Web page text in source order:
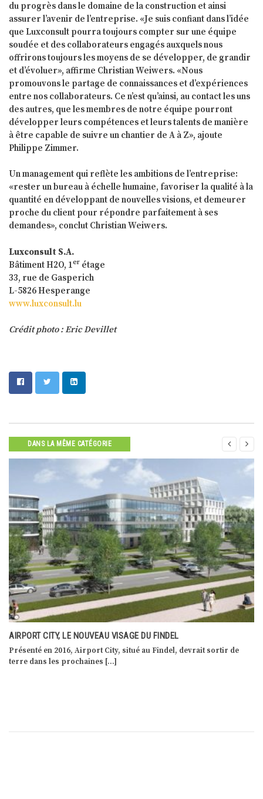
du progrès dans le domaine de la construction et ainsi
assurer l’avenir de l’entreprise. «Je suis confiant dans l’idée
que Luxconsult pourra toujours compter sur une équipe
soudée et des collaborateurs engagés auxquels nous
offrirons toujours les moyens de se développer, de grandir
et d’évoluer», affirme Christian Weiwers. «Nous
promouvons le partage de connaissances et d’expériences
entre nos collaborateurs. Ce n’est qu’ainsi, au contact les uns
des autres, que les membres de notre équipe pourront
développer leurs compétences et leurs talents de manière
à être capable de suivre un chantier de A à Z», ajoute
Philippe Zimmer.
Un management qui reflète les ambitions de l’entreprise:
«rester un bureau à échelle humaine, favoriser la qualité à la
quantité en développant de nouvelles visions, et demeurer
proche du client pour répondre parfaitement à ses
demandes», conclut Christian Weiwers.
Luxconsult S.A.
Bâtiment H2O, 1er étage
33, rue de Gasperich
L-5826 Hesperange
www.luxconsult.lu
Crédit photo : Eric Devillet
DANS LA MÊME CATÉGORIE
AIRPORT CITY, LE NOUVEAU VISAGE DU FINDEL
Présenté en 2016, Airport City, situé au Findel, devrait sortir de
terre dans les prochaines […]
 